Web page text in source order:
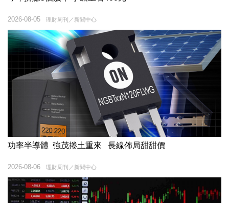
理財周刊／新聞中心
2026-08-05
功率半導體 強茂捲土重來 長線佈局甜甜價
理財周刊／新聞中心
2026-08-06